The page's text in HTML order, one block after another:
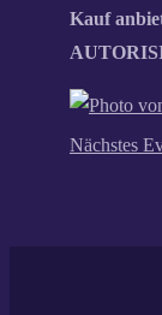
Kauf
Nächstes